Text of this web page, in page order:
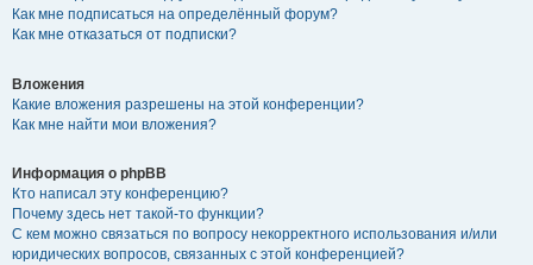
Как мне подписаться на определённый форум?
Как мне отказаться от подписки?
Вложения
Какие вложения разрешены на этой конференции?
Как мне найти мои вложения?
Информация о phpBB
Кто написал эту конференцию?
Почему здесь нет такой-то функции?
С кем можно связаться по вопросу некорректного использования и/или
юридических вопросов, связанных с этой конференцией?